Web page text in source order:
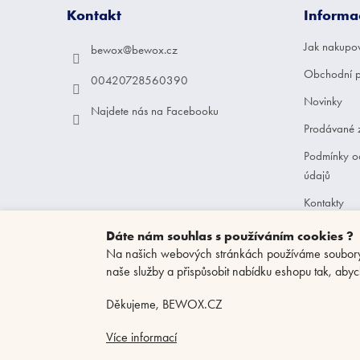
Dáte nám souhlas s používáním cookies ?
Na našich webových stránkách používáme
naše služby a přispůsobit nabídku eshopu tak,
Děkujeme, BEWOX.CZ
Více informací
Kontakt
bewox@bewox.cz
00420728560390
Najdete nás na Facebooku
Jak
Obchodní
Novinky
Prodávané
Podmínky
údajů
Kontakty